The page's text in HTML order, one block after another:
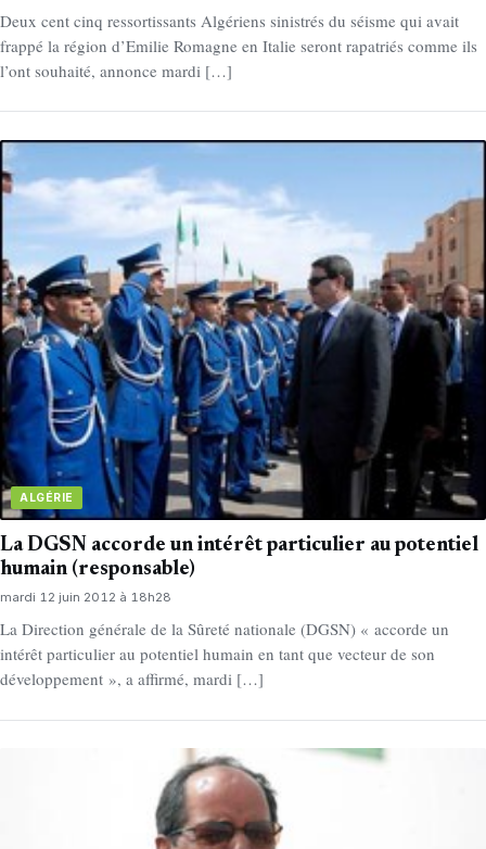
Deux cent cinq ressortissants Algériens sinistrés du séisme qui avait
frappé la région d’Emilie Romagne en Italie seront rapatriés comme ils
l’ont souhaité, annonce mardi […]
ALGÉRIE
La DGSN accorde un intérêt particulier au potentiel
humain (responsable)
mardi 12 juin 2012 à 18h28
La Direction générale de la Sûreté nationale (DGSN) « accorde un
intérêt particulier au potentiel humain en tant que vecteur de son
développement », a affirmé, mardi […]